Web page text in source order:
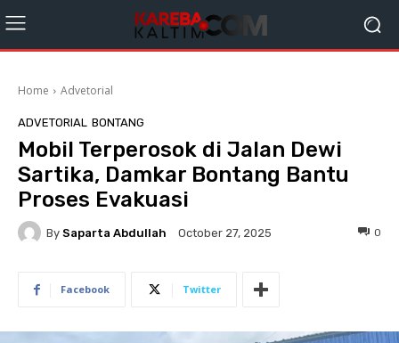
Home Advetorial
ADVETORIAL BONTANG
Mobil Terperosok di Jalan Dewi
Sartika, Damkar Bontang Bantu
Proses Evakuasi
By Saparta Abdullah October 27, 2025 0
Facebook Twitter